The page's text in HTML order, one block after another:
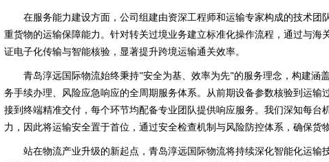
在服务能力建设方面，公司组建由资深工程师和运输专家构成的技术团
重货物的运输保障能力。针对转关过境业务建立标准化操作流程，通过与海
证电子化传输与智能核验，显著提升跨境运输通关效率。
青岛淳远国际物流始终秉持"安全为基、效率为先"的服务理念，构建涵
务手续办理、风险应急响应的全周期服务体系。从前期设备参数核验到运输
接到终端精准交付，每个环节均配备专业团队提供响应服务。我们深知每台
力，因此将运输安全置于首位，通过安全检查机制与风险防控体系，确保货
站在物流产业升级的新起点，青岛淳远国际物流将持续深化智能化运输